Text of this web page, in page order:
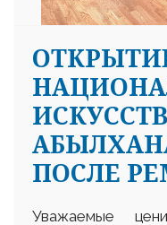
ПОСЛЕ
Уважаемые